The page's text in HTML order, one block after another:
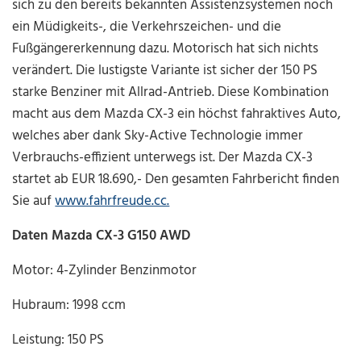
sich zu den bereits bekannten Assistenzsystemen noch
ein Müdigkeits-, die Verkehrszeichen- und die
Fußgängererkennung dazu. Motorisch hat sich nichts
verändert. Die lustigste Variante ist sicher der 150 PS
starke Benziner mit Allrad-Antrieb. Diese Kombination
macht aus dem Mazda CX-3 ein höchst fahraktives Auto,
welches aber dank Sky-Active Technologie immer
Verbrauchs-effizient unterwegs ist. Der Mazda CX-3
startet ab EUR 18.690,- Den gesamten Fahrbericht finden
Sie aufwww.fahrfreude.cc.
Daten Mazda CX-3 G150 AWD
Motor: 4-Zylinder Benzinmotor
Hubraum: 1998 ccm
Leistung: 150 PS